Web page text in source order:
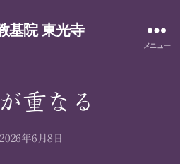
基院 東光寺
メニュー
重なる
2026年6月8日